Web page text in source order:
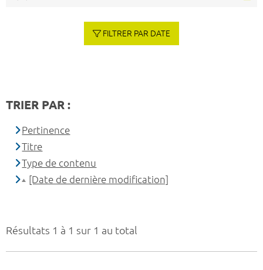
Résultats 1 à 1 sur 1 au total
FILTRER PAR DATE
TRIER PAR :
Pertinence
Titre
Type de contenu
[Date de dernière modification]